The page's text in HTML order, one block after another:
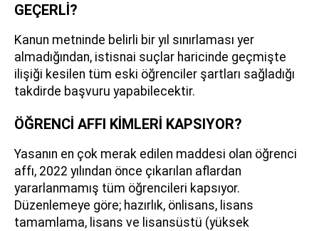
GEÇERLİ?
Kanun metninde belirli bir yıl sınırlaması yer
almadığından, istisnai suçlar haricinde geçmişte
ilişiği kesilen tüm eski öğrenciler şartları sağladığı
takdirde başvuru yapabilecektir.
ÖĞRENCİ AFFI KİMLERİ KAPSIYOR?
Yasanın en çok merak edilen maddesi olan öğrenci
affı, 2022 yılından önce çıkarılan aflardan
yararlanmamış tüm öğrencileri kapsıyor.
Düzenlemeye göre; hazırlık, önlisans, lisans
tamamlama, lisans ve lisansüstü (yüksek